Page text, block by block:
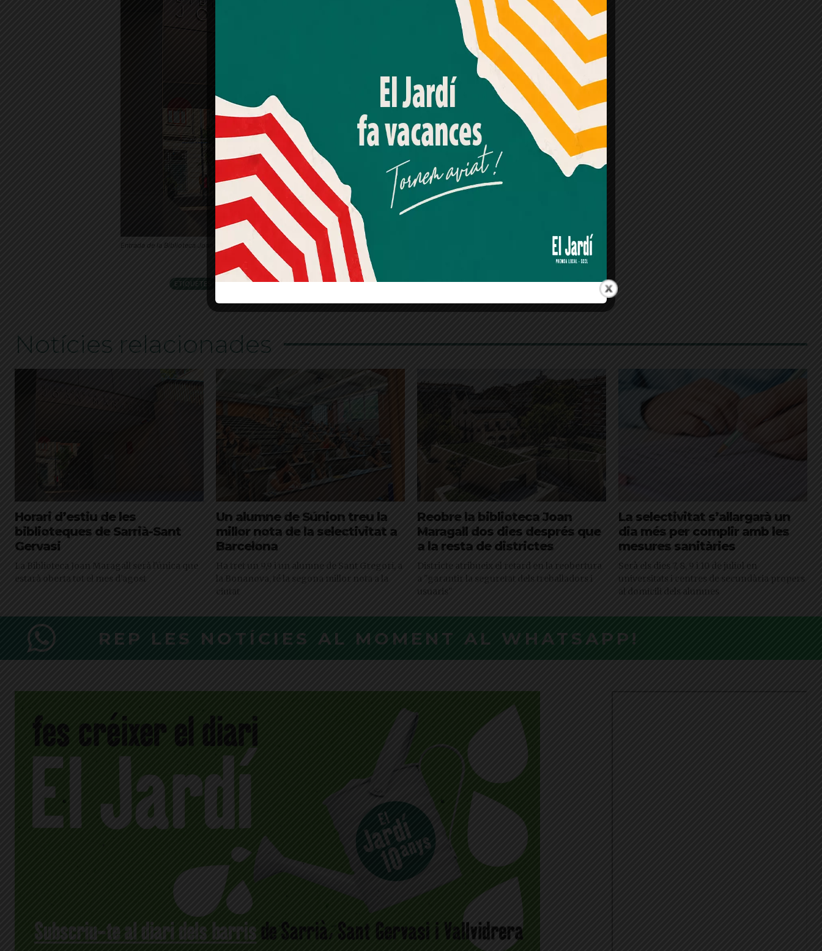
Entrada de la Biblioteca Joan Maragall © El Jardí
ETIQUETES Biblioteca Sant Gervasi Joan Maragall PAU 2024 selectivitat
Notícies relacionades
Horari d’estiu de les
biblioteques de Sarrià-Sant
Gervasi
La Biblioteca Joan Maragall serà l'única que
estarà oberta tot el mes d'agost
Un alumne de Súnion treu la
millor nota de la selectivitat a
Barcelona
Ha tret un 9,9 i un alumne de Sant Gregori, a
la Bonanova, té la segona millor nota a la
ciutat
Reobre la biblioteca Joan
Maragall dos dies després que
a la resta de districtes
Districte atribueix el retard en la reobertura
a "garantir la seguretat dels treballadors i
usuaris"
La selectivitat s’allargarà un
dia més per complir amb les
mesures sanitàries
Serà els dies 7, 8, 9 i 10 de juliol en
universitats i centres de secundària propers
al domicili dels alumnes
REP LES NOTÍCIES AL MOMENT AL WHATSAPP!
Amb el seu acord, nosaltres fem servir galetes o
tecnologies similars per emmagatzemar, accedir i
processar dades personals com la seva visita a aquest lloc
web. Pot retirar el seu consentiment o oposar-se al
processament de dades basat en interessos legítims en
qualsevol moment fent clic a "Ajustos de cookies" o a la
nostra Política de privacitat en aquest lloc web. Si cliques
"acceptar" dones el teu consentiment
Més informació Acceptar Rebutjar tot
Quan l’usuari crea un compte al Diari el Jardí, dona el seu
consentiment explícit per rebre comunicacions
informatives relacionades amb el servei. Aquest
consentiment pot ser revocat en qualsevol moment
mitjançant l’enllaç de baixa present a tots els correus.